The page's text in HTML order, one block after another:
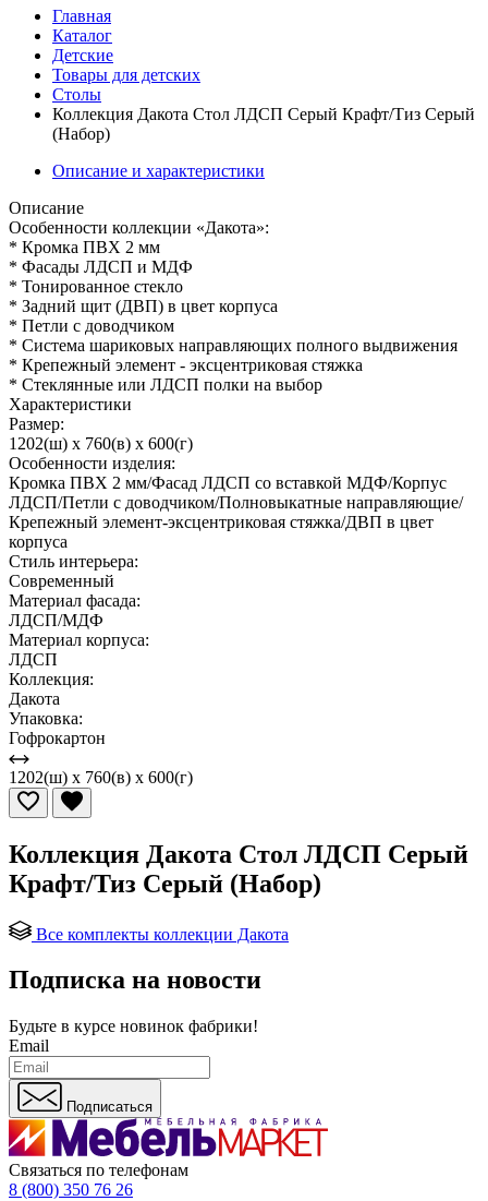
Главная
Каталог
Детские
Товары для детских
Столы
Коллекция Дакота Стол ЛДСП Серый Крафт/Тиз Серый
(Набор)
Описание и характеристики
Описание
Особенности коллекции «Дакота»:
* Кромка ПВХ 2 мм
* Фасады ЛДСП и МДФ
* Тонированное стекло
* Задний щит (ДВП) в цвет корпуса
* Петли с доводчиком
* Система шариковых направляющих полного выдвижения
* Крепежный элемент - эксцентриковая стяжка
* Стеклянные или ЛДСП полки на выбор
Характеристики
Размер:
1202(ш) x 760(в) x 600(г)
Особенности изделия:
Кромка ПВХ 2 мм/Фасад ЛДСП со вставкой МДФ/Корпус
ЛДСП/Петли с доводчиком/Полновыкатные направляющие/
Крепежный элемент-эксцентриковая стяжка/ДВП в цвет
корпуса
Стиль интерьера:
Современный
Материал фасада:
ЛДСП/МДФ
Материал корпуса:
ЛДСП
Коллекция:
Дакота
Упаковка:
Гофрокартон
1202(ш) x 760(в) x 600(г)
Коллекция Дакота Стол ЛДСП Серый
Крафт/Тиз Серый (Набор)
Все комплекты коллекции Дакота
Подписка на новости
Будьте в курсе новинок фабрики!
Email
Подписаться
Связаться по телефонам
8 (800) 350 76 26